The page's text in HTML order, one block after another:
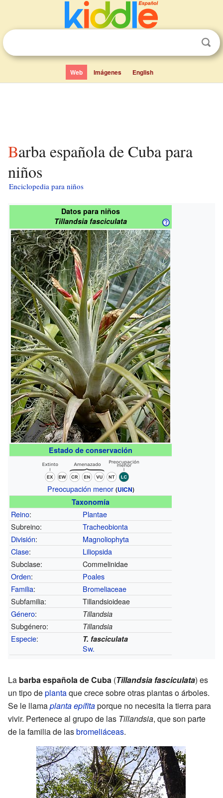
Web Imágenes English
Barba española de Cuba para
niños
Enciclopedia para niños
Datos para niños
Tillandsia fasciculata
Estado de conservación
Preocupación menor (UICN)
Taxonomía
Reino:
Plantae
Subreino:
Tracheobionta
División:
Magnoliophyta
Clase:
Liliopsida
Subclase:
Commelinidae
Orden:
Poales
Familia:
Bromeliaceae
Subfamilia:
Tillandsioideae
Género: Tillandsia
Subgénero: Tillandsia
Especie: T. fasciculata
Sw.
La barba española de Cuba (Tillandsia fasciculata) es
un tipo deplantaque crece sobre otras plantas o árboles.
Se le llamaplanta epífitaporque no necesita la tierra para
vivir. Pertenece al grupo de las Tillandsia, que son parte
de la familia de lasbromeliáceas.